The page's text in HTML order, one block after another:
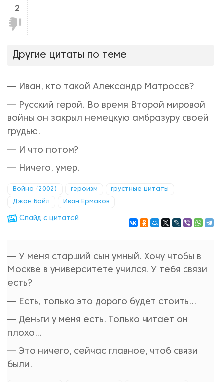
2
Не
нравится!
Другие цитаты по теме
— Иван, кто такой Александр Матросов?
— Русский герой. Во время Второй мировой
войны он закрыл немецкую амбразуру своей
грудью.
— И что потом?
— Ничего, умер.
Война (2002) героизм грустные цитаты
Джон Бойл Иван Ермаков
Cлайд с цитатой
— У меня старший сын умный. Хочу чтобы в
Москве в университете учился. У тебя связи
есть?
— Есть, только это дорого будет стоить…
— Деньги у меня есть. Только читает он
плохо…
— Это ничего, сейчас главное, чтоб связи
были.